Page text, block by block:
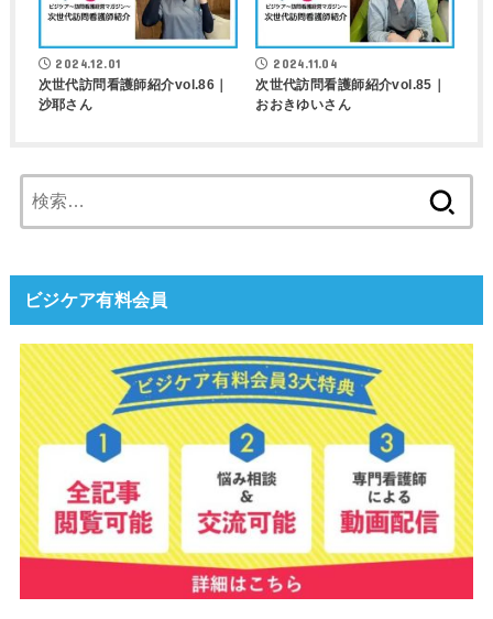
2024.12.01
次世代訪問看護師紹介vol.86｜
沙耶さん
2024.11.04
次世代訪問看護師紹介vol.85｜
おおきゆいさん
索:
ビジケア有料会員